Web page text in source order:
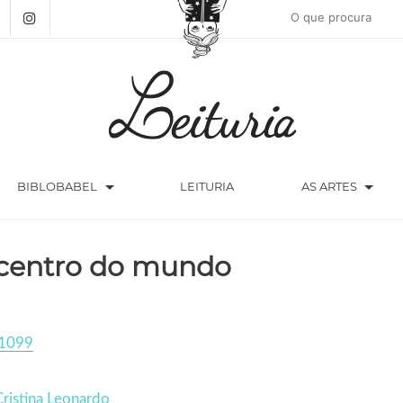
BIBLOBABEL arrow_drop_down LEITURIA AS ARTES arrow_drop_down
do mundo
Leonardo